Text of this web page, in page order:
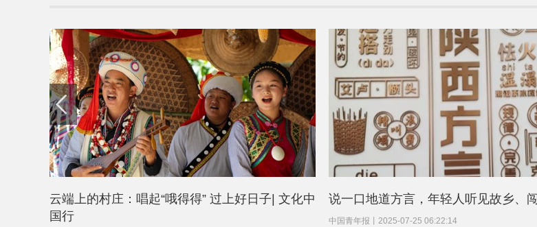
云端上的村庄：唱起“哦得得” 过上好日子| 文化中
国行
说一口地道方言，年轻人听见故乡、
中国青年报 2025-07-25 06:22:14